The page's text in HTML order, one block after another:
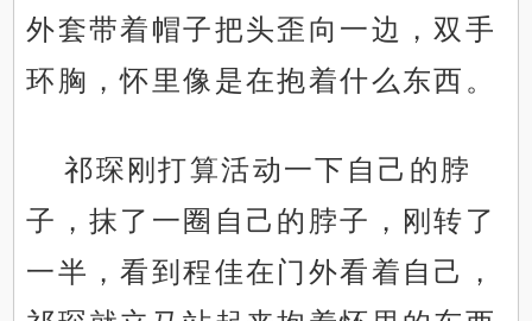
外套带着帽子把头歪向一边，双手
环胸，怀里像是在抱着什么东西。
祁琛刚打算活动一下自己的脖
子，抹了一圈自己的脖子，刚转了
一半，看到程佳在门外看着自己，